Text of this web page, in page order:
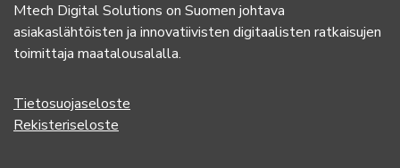
Mtech Digital Solutions on Suomen johtava
asiakaslähtöisten ja innovatiivisten digitaalisten ratkaisujen
toimittaja maatalousalalla.
Tietosuojaseloste
Rekisteriseloste